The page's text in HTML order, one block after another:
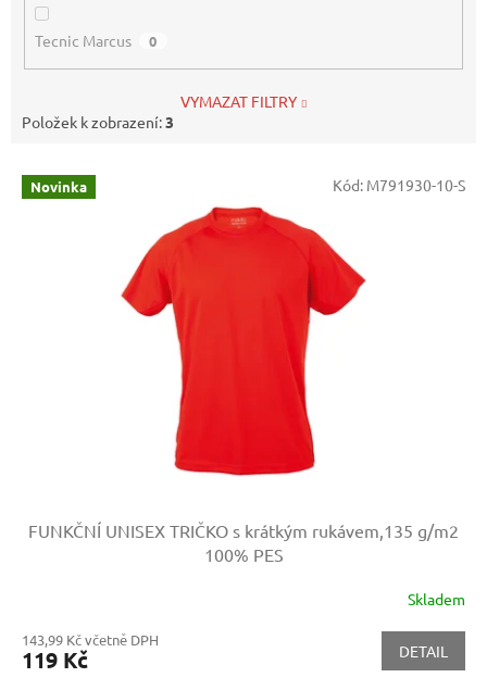
Tecnic Marcus 0
VYMAZAT FILTRY
Položek k zobrazení:3
V Novinka
FUNKČNÍ UNISEX TRIČKO s krátkým rukávem,135 g/m2
100% PES
Skladem
143,99 Kč včetně DPH
119 Kč DETAIL
Kód: M791930-10-S